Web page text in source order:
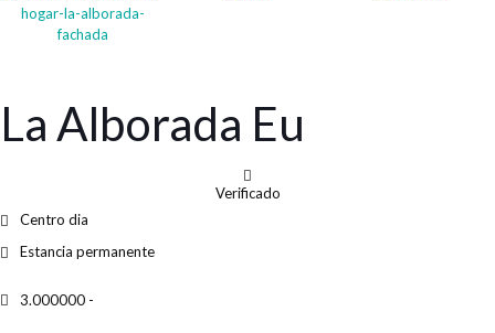
La Alborada Eu
Verificado
Centro dia
Estancia permanente
3.000000 -